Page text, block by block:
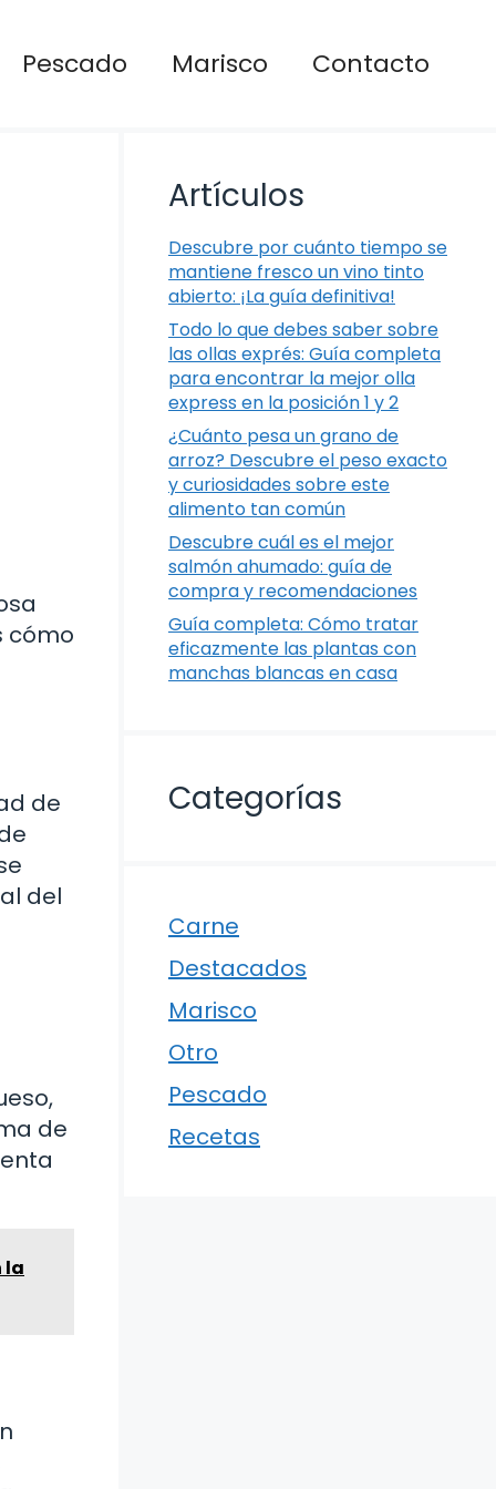
Pescado Marisco Contacto
cómo
de
del
de
la
Artículos
Descubre por cuánto tiempo se
mantiene fresco un vino tinto
abierto: ¡La guía definitiva!
Todo lo que debes saber sobre
las ollas exprés: Guía completa
para encontrar la mejor olla
express en la posición 1 y 2
¿Cuánto pesa un grano de
arroz? Descubre el peso exacto
y curiosidades sobre este
alimento tan común
Descubre cuál es el mejor
salmón ahumado: guía de
compra y recomendaciones
Guía completa: Cómo tratar
eficazmente las plantas con
manchas blancas en casa
Categorías
Carne
Destacados
Marisco
Otro
Pescado
Recetas